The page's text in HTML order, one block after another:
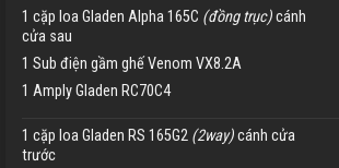
1 cặp loa Gladen Alpha 165C (đồng trục)cánh
cửa sau
1 Sub điện gầm ghế Venom VX8.2A
1 Amply Gladen RC70C4
1 cặp loa Gladen RS 165G2 (2way)cánh cửa
trước